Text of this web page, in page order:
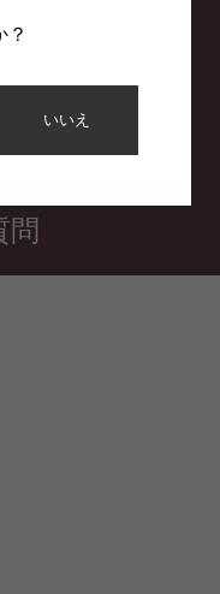
？
いいえ
シー
問